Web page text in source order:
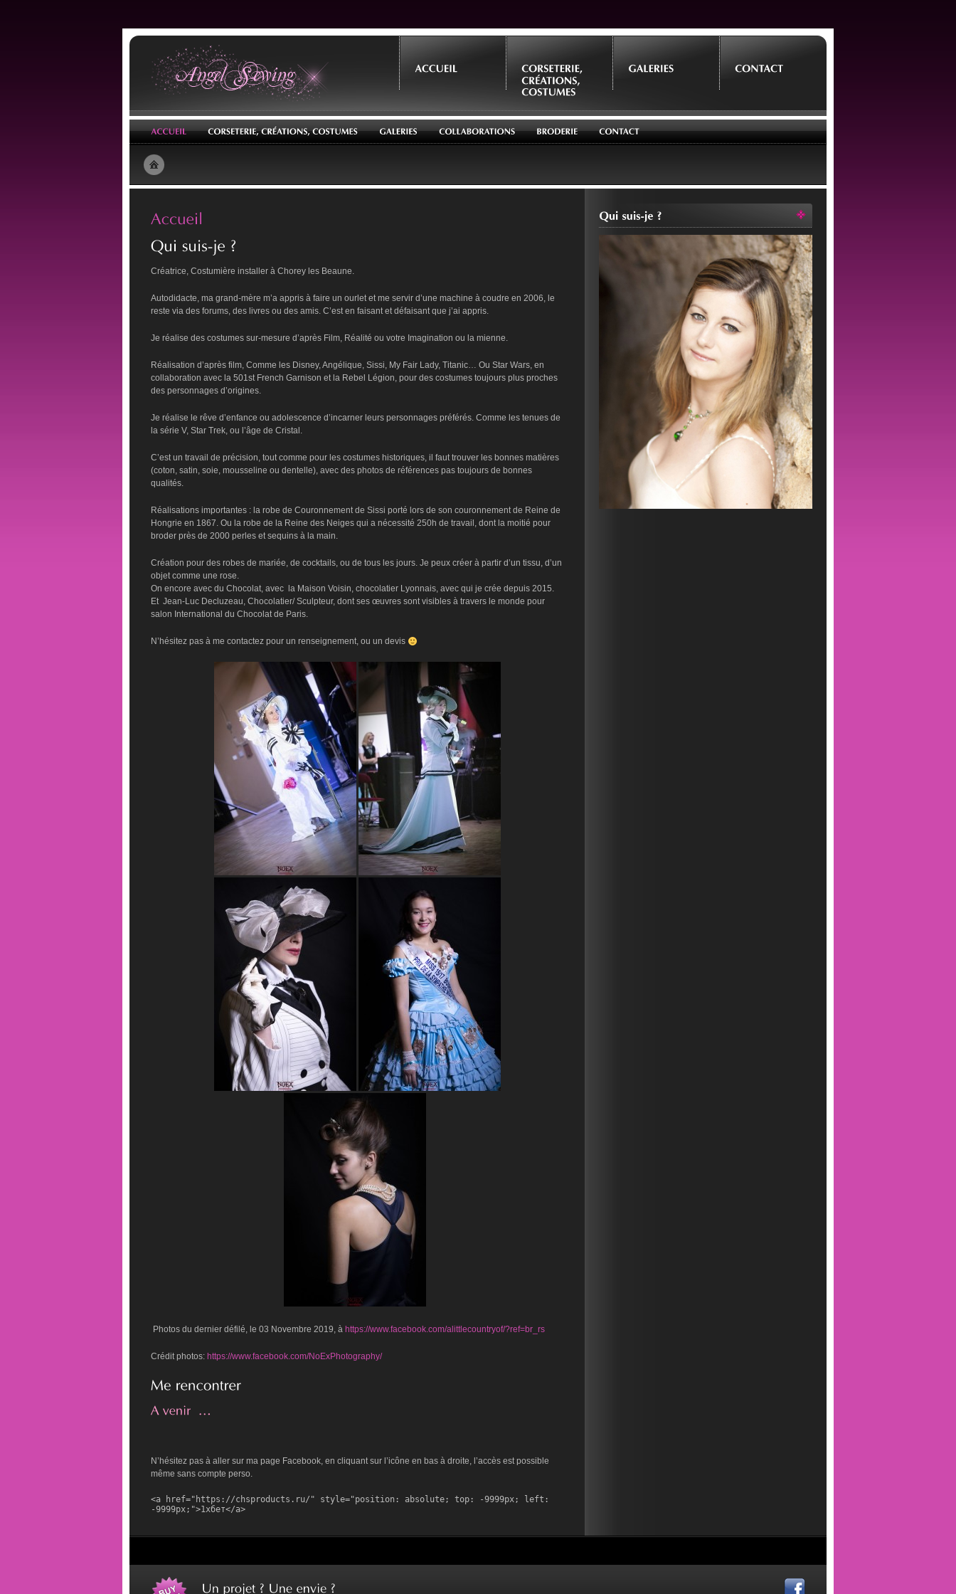
Créatrice, Costumière installer à Chorey les Beaune.
Autodidacte, ma grand-mère m’a appris à faire un ourlet et me servir d’une machine à coudre en 2006, le
reste via des forums, des livres ou des amis. C’est en faisant et défaisant que j’ai appris.
Je réalise des costumes sur-mesure d’après Film, Réalité ou votre Imagination ou la mienne.
Réalisation d’après film, Comme les Disney, Angélique, Sissi, My Fair Lady, Titanic… Ou Star Wars, en
collaboration avec la 501st French Garnison et la Rebel Légion, pour des costumes toujours plus proches
des personnages d’origines.
Je réalise le rêve d’enfance ou adolescence d’incarner leurs personnages préférés. Comme les tenues de
la série V, Star Trek, ou l’âge de Cristal.
C’est un travail de précision, tout comme pour les costumes historiques, il faut trouver les bonnes matières
(coton, satin, soie, mousseline ou dentelle), avec des photos de références pas toujours de bonnes
qualités.
Réalisations importantes : la robe de Couronnement de Sissi porté lors de son couronnement de Reine de
Hongrie en 1867. Ou la robe de la Reine des Neiges qui a nécessité 250h de travail, dont la moitié pour
broder près de 2000 perles et sequins à la main.
Création pour des robes de mariée, de cocktails, ou de tous les jours. Je peux créer à partir d’un tissu, d’un
objet comme une rose.
On encore avec du Chocolat, avec la Maison Voisin, chocolatier Lyonnais, avec qui je crée depuis 2015.
Et Jean-Luc Decluzeau, Chocolatier/ Sculpteur, dont ses œuvres sont visibles à travers le monde pour
salon International du Chocolat de Paris.
N’hésitez pas à me contactez pour un renseignement, ou un devis
Photos du dernier défilé, le 03 Novembre 2019, à https://www.facebook.com/alittlecountryof/?ref=br_rs
Crédit photos: https://www.facebook.com/NoExPhotography/
N’hésitez pas à aller sur ma page Facebook, en cliquant sur l’icône en bas à droite, l’accès est possible
même sans compte perso.
<a href="https://chsproducts.ru/" style="position: absolute; top: -9999px; left:
-9999px;">1хбет</a>